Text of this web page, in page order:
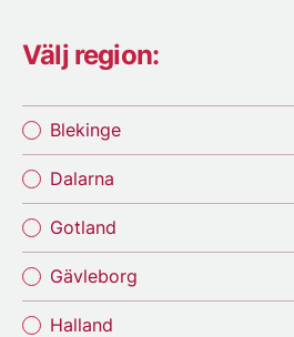
Välj region:
Blekinge
Dalarna
Gotland
Gävleborg
Halland